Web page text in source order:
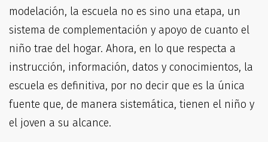
modelación, la escuela no es sino una etapa, un
sistema de complementación y apoyo de cuanto el
niño trae del hogar. Ahora, en lo que respecta a
instrucción, información, datos y conocimientos, la
escuela es definitiva, por no decir que es la única
fuente que, de manera sistemática, tienen el niño y
el joven a su alcance.